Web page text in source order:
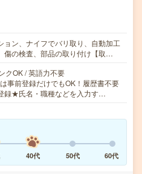
ョン、ナイフでバリ取り、自動加工
傷の検査、部品の取り付け【取…
クOK / 英語力不要
事前登録だけでもOK！履歴書不要
録★氏名・職種などを入力す…
40代 50代 60代